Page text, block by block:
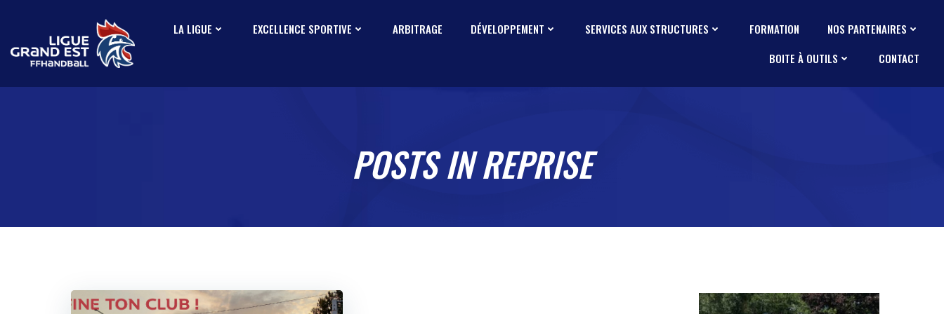
LA LIGUE EXCELLENCE SPORTIVE ARBITRAGE DÉVELOPPEMENT SERVICES AUX STRUCTURES FORMATION
NOS PARTENAIRES
BOITE À OUTILS
CONTACT
POSTS IN REPRISE